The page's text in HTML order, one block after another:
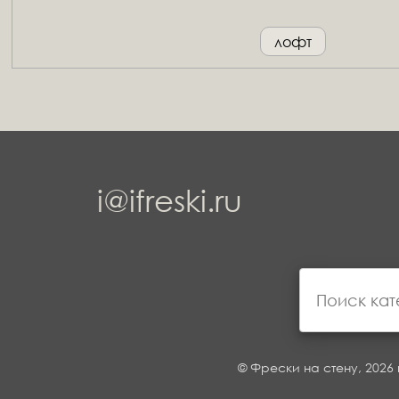
лофт
i@ifreski.ru
© Фрески на стену, 2026